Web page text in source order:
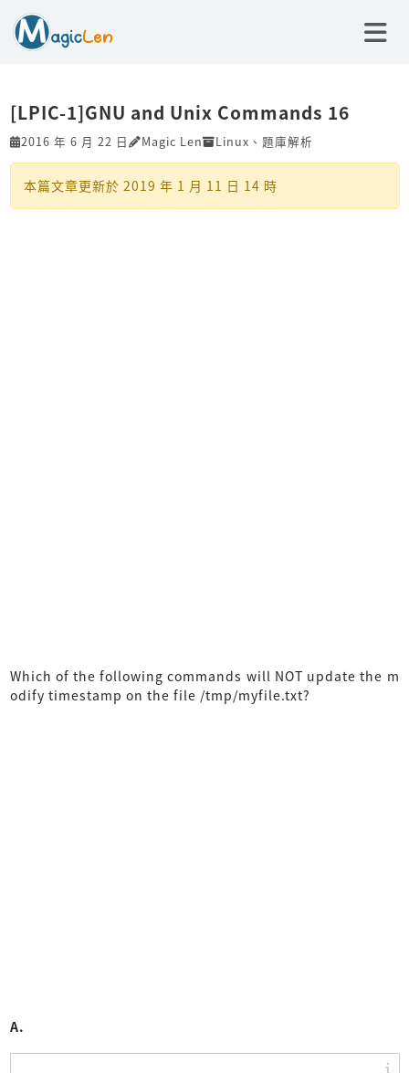
[LPIC-1]GNU and Unix Commands 16
2016 年 6 月 22 日 Magic Len Linux 、 題庫解析
本篇文章更新於 2019 年 1 月 11 日 14 時
Which of the following commands will NOT update the m
odify timestamp on the file /tmp/myfile.txt?
A.